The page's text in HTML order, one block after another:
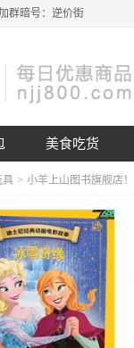
群暗号：逆价街
美食吃货
具 >